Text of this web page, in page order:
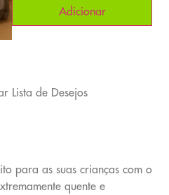
Adicionar
Lista de Desejos
para as suas crianças com o
quente e